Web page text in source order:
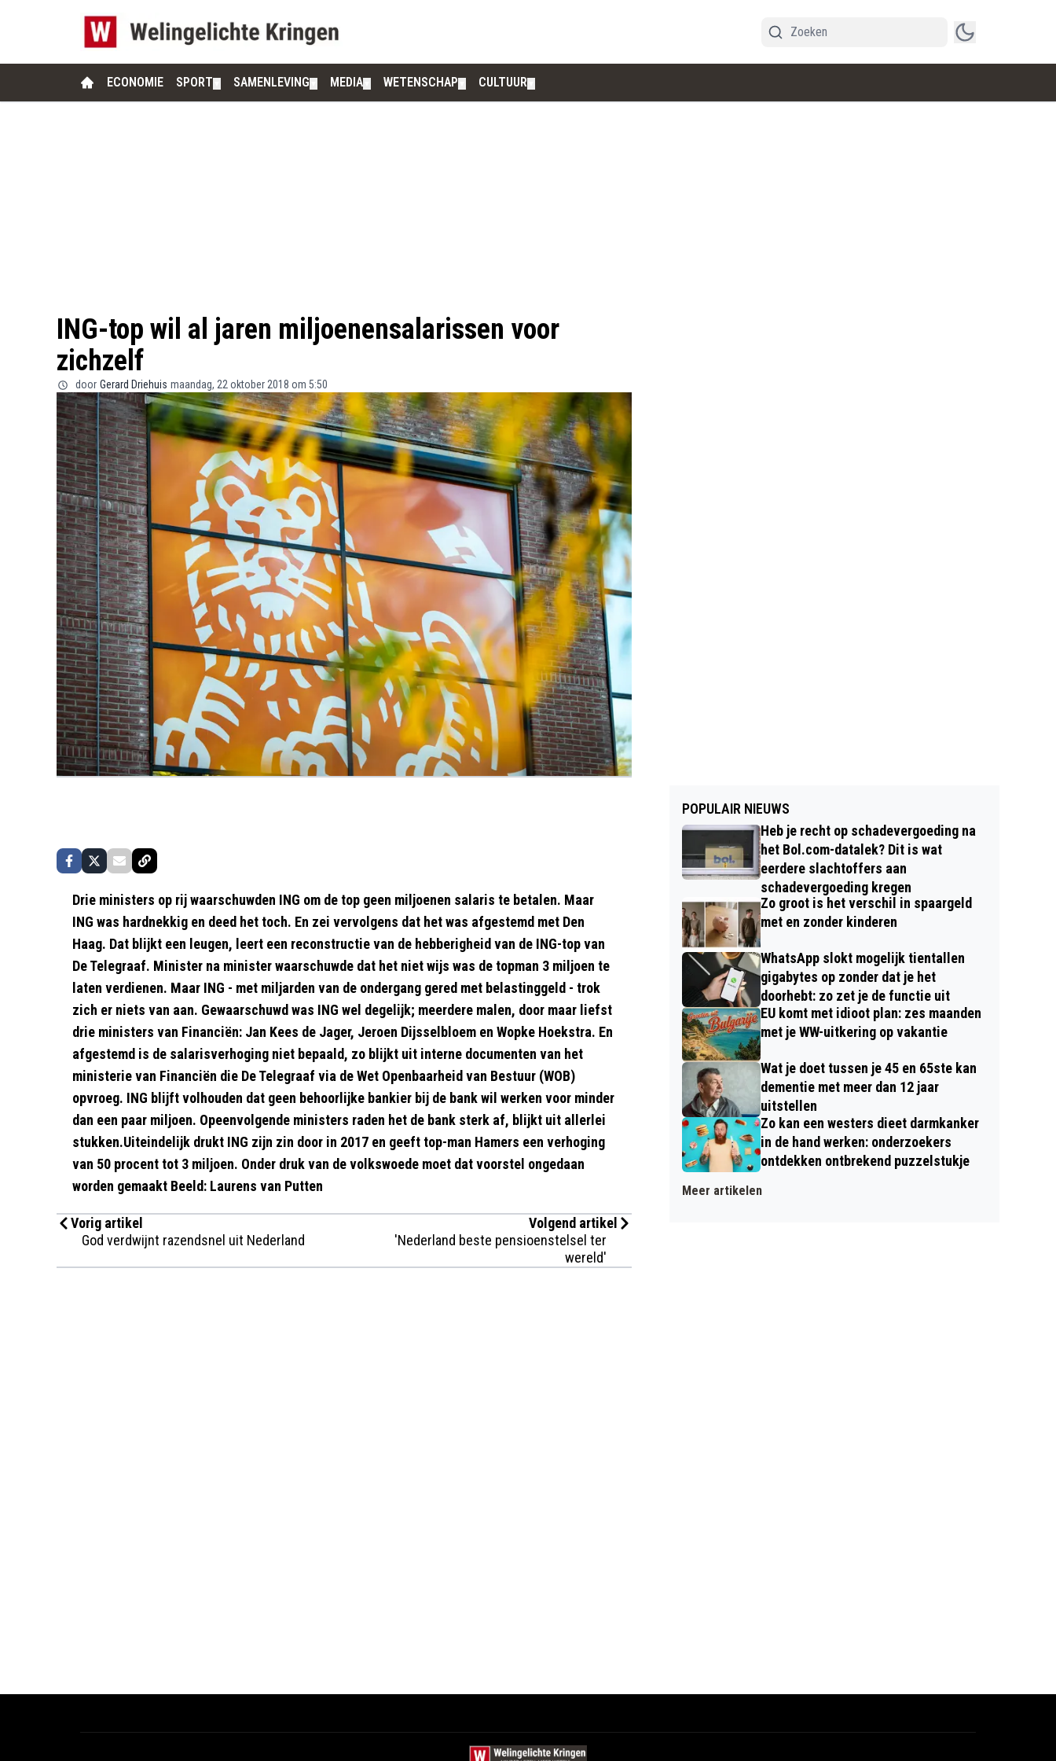
ECONOMIE SPORT SAMENLEVING MEDIA WETENSCHAP CULTUUR
ING-top wil al jaren miljoenensalarissen voor
zichzelf
door Gerard Driehuis maandag, 22 oktober 2018 om 5:50
Drie ministers op rij waarschuwden ING om de top geen miljoenen salaris te betalen. Maar
ING was hardnekkig en deed het toch. En zei vervolgens dat het was afgestemd met Den
Haag. Dat blijkt een leugen, leert een reconstructie van de hebberigheid van de ING-top van
De Telegraaf. Minister na minister waarschuwde dat het niet wijs was de topman 3 miljoen te
laten verdienen. Maar ING - met miljarden van de ondergang gered met belastinggeld - trok
zich er niets van aan. Gewaarschuwd was ING wel degelijk; meerdere malen, door maar liefst
drie ministers van Financiën: Jan Kees de Jager, Jeroen Dijsselbloem en Wopke Hoekstra. En
afgestemd is de salarisverhoging niet bepaald, zo blijkt uit interne documenten van het
ministerie van Financiën die De Telegraaf via de Wet Openbaarheid van Bestuur (WOB)
opvroeg. ING blijft volhouden dat geen behoorlijke bankier bij de bank wil werken voor minder
dan een paar miljoen. Opeenvolgende ministers raden het de bank sterk af, blijkt uit allerlei
stukken.Uiteindelijk drukt ING zijn zin door in 2017 en geeft top-man Hamers een verhoging
van 50 procent tot 3 miljoen. Onder druk van de volkswoede moet dat voorstel ongedaan
worden gemaakt Beeld: Laurens van Putten
Vorig artikel
God verdwijnt razendsnel uit Nederland
Volgend artikel
'Nederland beste pensioenstelsel ter
wereld'
POPULAIR NIEUWS
Heb je recht op schadevergoeding na
het Bol.com-datalek? Dit is wat
eerdere slachtoffers aan
schadevergoeding kregen
Zo groot is het verschil in spaargeld
met en zonder kinderen
WhatsApp slokt mogelijk tientallen
gigabytes op zonder dat je het
doorhebt: zo zet je de functie uit
EU komt met idioot plan: zes maanden
met je WW-uitkering op vakantie
Wat je doet tussen je 45 en 65ste kan
dementie met meer dan 12 jaar
uitstellen
Zo kan een westers dieet darmkanker
in de hand werken: onderzoekers
ontdekken ontbrekend puzzelstukje
Meer artikelen